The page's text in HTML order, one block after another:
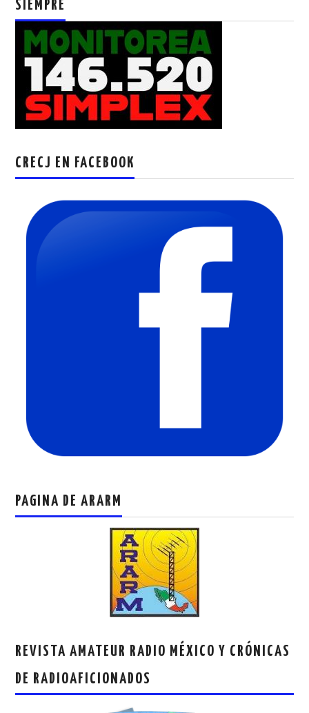
SIEMPRE
CRECJ EN FACEBOOK
PAGINA DE ARARM
REVISTA AMATEUR RADIO MÉXICO Y CRÓNICAS
DE RADIOAFICIONADOS